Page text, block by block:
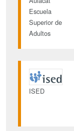
Escuela
Superior de
Adultos
ISED